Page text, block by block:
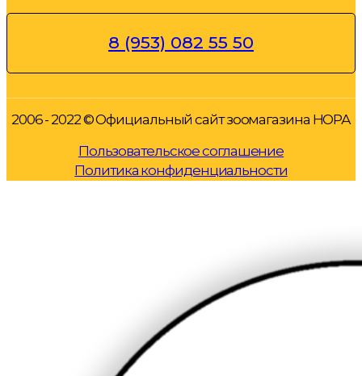
8 (953) 082 55 50
2006 - 2022 © Официальный сайт зоомагазина НОРА
Пользовательское соглашение
Политика конфиденциальности